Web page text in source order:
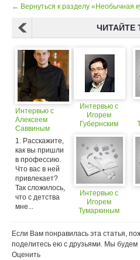
← Вернуться к разделу «Необычная
ЧИТАЙТЕ
Интервью с
Алексеем
Саввиным
1. Расскажите,
как вы пришли
в профессию.
Что вас в ней
привлекает?
Так сложилось,
что с детства
мне...
Интервью с
Игорем
Губернским
Интервью с
Игорем
Тумаркиным
Если Вам понравилась эта статья,
поделитесь ею с друзьями. Мы
Оценить